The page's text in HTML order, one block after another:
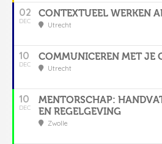
02
DEC
CONTEXTUEEL WERKEN
Utrecht
10
DEC
COMMUNICEREN MET JE
Utrecht
10
DEC
MENTORSCHAP:
EN REGELGEVING
Zwolle